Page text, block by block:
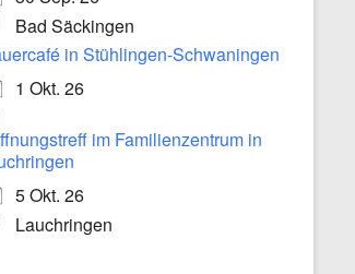
Bad Säckingen
in Stühlingen-Schwaningen
1 Okt. 26
im Familienzentrum in
5 Okt. 26
Lauchringen